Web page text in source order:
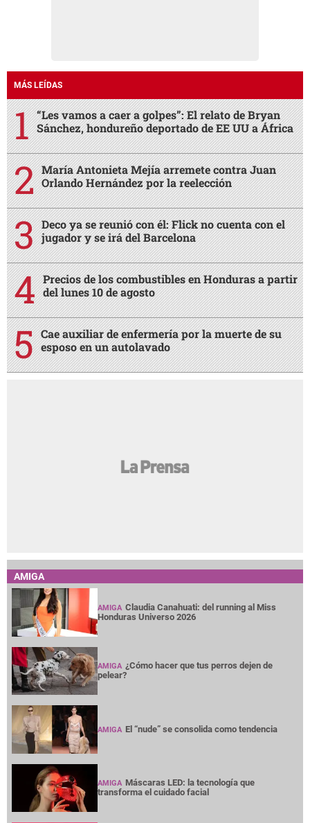
MÁS LEÍDAS
“Les vamos a caer a golpes”: El relato de Bryan
Sánchez, hondureño deportado de EE UU a África
María Antonieta Mejía arremete contra Juan
Orlando Hernández por la reelección
Deco ya se reunió con él: Flick no cuenta con el
jugador y se irá del Barcelona
Precios de los combustibles en Honduras a partir
del lunes 10 de agosto
Cae auxiliar de enfermería por la muerte de su
esposo en un autolavado
AMIGA
AMIGA Claudia Canahuati: del running al Miss
Honduras Universo 2026
AMIGA ¿Cómo hacer que tus perros dejen de
pelear?
AMIGA El “nude” se consolida como tendencia
AMIGA Máscaras LED: la tecnología que
transforma el cuidado facial